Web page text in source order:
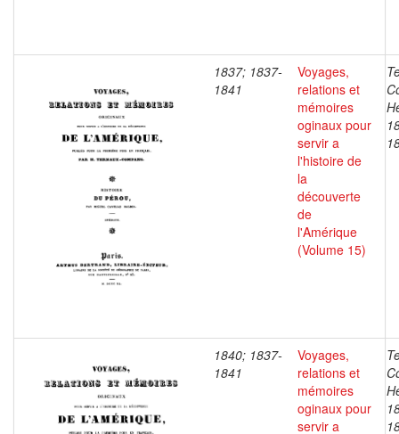
1837; 1837-
1841
Voyages,
relations et
mémoires
oginaux pour
servir a
l'histoire de
la
découverte
de
l'Amérique
(Volume 15)
1840; 1837-
1841
Voyages,
relations et
mémoires
oginaux pour
servir a